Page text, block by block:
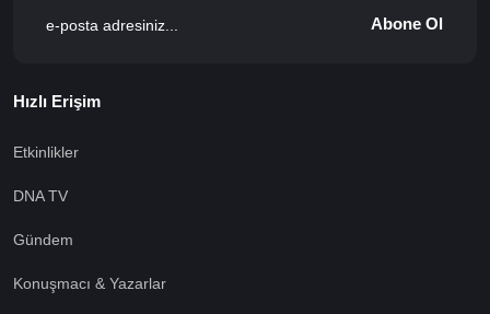
Abone Ol
Hızlı Erişim
Etkinlikler
DNA TV
Gündem
Konuşmacı & Yazarlar